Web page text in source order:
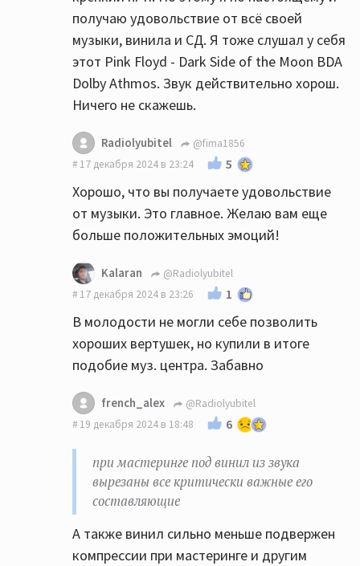
получаю удовольствие от всё своей
музыки, винила и СД. Я тоже слушал у себя
этот Pink Floyd - Dark Side of the Moon BDA
Dolby Athmos. Звук действительно хорош.
Ничего не скажешь.
Radiolyubitel
@fima1856
17 декабря 2024 в 23:24
5
Хорошо, что вы получаете удовольствие
от музыки. Это главное. Желаю вам еще
больше положительных эмоций!
Kalaran
@Radiolyubitel
17 декабря 2024 в 23:26
1
В молодости не могли себе позволить
хороших вертушек, но купили в итоге
подобие муз. центра. Забавно
french_alex
@Radiolyubitel
19 декабря 2024 в 18:48
6
при мастеринге под винил из звука
вырезаны все критически важные его
составляющие
А также винил сильно меньше подвержен
компрессии при мастеринге и другим